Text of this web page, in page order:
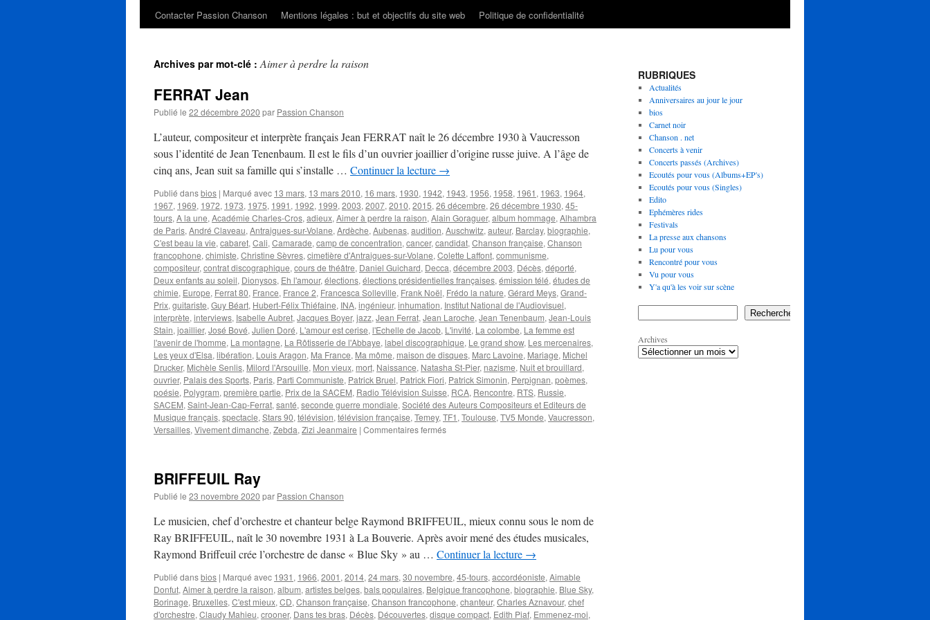
Contacter Passion Chanson
Mentions légales : but et objectifs du site web Politique de confidentialité
Archives par mot-clé :Aimer à perdre la raison
FERRAT Jean
Publié le 22 décembre 2020 par Passion Chanson
L’auteur, compositeur et interprète français Jean FERRAT naît le 26 décembre 1930 à Vaucresson
sous l’identité de Jean Tenenbaum. Il est le fils d’un ouvrier joaillier d’origine russe juive. A l’âge de
cinq ans, Jean suit sa famille qui s’installe … Continuer la lecture →
Publié dansbios | Marqué avec 13 mars, 13 mars 2010, 16 mars, 1930, 1942, 1943, 1956, 1958, 1961 , 1963, 1964,
1967, 1969, 1972, 1973, 1975, 1991 , 1992, 1999, 2003, 2007, 2010, 2015, 26 décembre, 26 décembre 1930, 45-
tours, A la une, Académie Charles-Cros, adieux, Aimer à perdre la raison, Alain Goraguer, album hommage, Alhambra
de Paris, André Claveau, Antraigues-sur-Volane, Ardèche, Aubenas, audition, Auschwitz, auteur, Barclay, biographie,
C'est beau la vie, cabaret, Cali, Camarade, camp de concentration, cancer, candidat, Chanson française, Chanson
francophone, chimiste, Christine Sèvres, cimetière d'Antraigues-sur-Volane, Colette Laffont, communisme,
compositeur, contrat discographique, cours de théâtre, Daniel Guichard, Decca, décembre 2003, Décès, déporté,
Deux enfants au soleil, Dionysos, Eh l'amour, élections, élections présidentielles françaises, émission télé, études de
chimie, Europe, Ferrat 80, France, France 2, Francesca Solleville, Frank Noël, Frédo la nature, Gérard Meys, Grand-
Prix, guitariste, Guy Béart, Hubert-Félix Thiéfaine, INA, ingénieur, inhumation, Institut National de l'Audiovisuel,
interprète, interviews, Isabelle Aubret, Jacques Boyer, jazz, Jean Ferrat, Jean Laroche, Jean Tenenbaum, Jean-Louis
Stain, joaillier, José Bové, Julien Doré, L'amour est cerise, l'Echelle de Jacob, L'invité, La colombe, La femme est
l'avenir de l'homme, La montagne, La Rôtisserie de l'Abbaye, label discographique, Le grand show, Les mercenaires,
Les yeux d'Elsa, libération, Louis Aragon, Ma France, Ma môme, maison de disques, Marc Lavoine, Mariage, Michel
Drucker, Michèle Senlis, Milord l'Arsouille, Mon vieux, mort, Naissance, Natasha St-Pier, nazisme, Nuit et brouillard,
ouvrier, Palais des Sports, Paris, Parti Communiste, Patrick Bruel, Patrick Fiori, Patrick Simonin, Perpignan, poèmes,
poésie, Polygram, première partie, Prix de la SACEM, Radio Télévision Suisse, RCA, Rencontre, RTS, Russie,
SACEM, Saint-Jean-Cap-Ferrat, santé, seconde guerre mondiale, Société des Auteurs Compositeurs et Editeurs de
Musique français, spectacle, Stars 90, télévision, télévision française, Temey, TF1 , Toulouse, TV5 Monde, Vaucresson,
Versailles, Vivement dimanche, Zebda, Zizi Jeanmaire | Commentaires ferméssur
BRIFFEUIL Ray
Publié le 23 novembre 2020 par Passion Chanson
Le musicien, chef d’orchestre et chanteur belge Raymond BRIFFEUIL, mieux connu sous le nom de
Ray BRIFFEUIL, naît le 30 novembre 1931 à La Bouverie. Après avoir mené des études musicales,
Raymond Briffeuil crée l’orchestre de danse « Blue Sky » au … Continuer la lecture →
Publié dansbios | Marqué avec 1931 , 1966, 2001 , 2014, 24 mars, 30 novembre, 45-tours, accordéoniste, Aimable
Donfut, Aimer à perdre la raison, album, artistes belges, bals populaires, Belgique francophone, biographie, Blue Sky,
Borinage, Bruxelles, C'est mieux, CD, Chanson française, Chanson francophone, chanteur, Charles Aznavour, chef
d'orchestre, Claudy Mahieu, crooner, Dans tes bras, Décès, Découvertes, disque compact, Edith Piaf, Emmenez-moi,
RUBRIQUES
Actualités
Anniversaires au jour le jour
bios
Carnet noir
Chanson . net
Concerts à venir
Concerts passés (Archives)
Ecoutés pour vous (Albums+EP's)
Ecoutés pour vous (Singles)
Edito
Ephémères rides
Festivals
La presse aux chansons
Lu pour vous
Rencontré pour vous
Vu pour vous
Y'a qu'à les voir sur scène
Rechercher
Archives